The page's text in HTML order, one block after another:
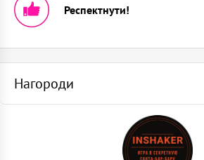
Респектнути!
Нагороди